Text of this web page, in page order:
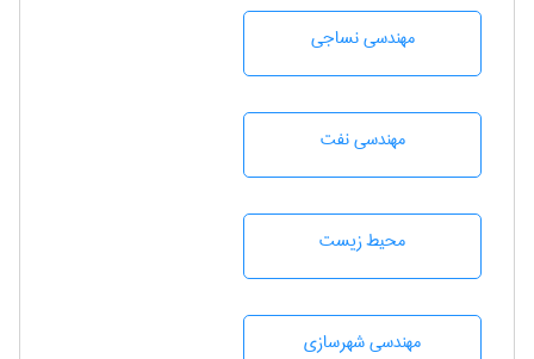
مهندسي نساجی
مهندسی نفت
محيط زيست
مهندسی شهرسازی